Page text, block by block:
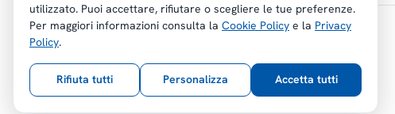
Planus Group Srl - P.I. IT03584100238
utilizzato. Puoi accettare, rifiutare o scegliere le tue preferenze.
Per maggiori informazioni consulta la Cookie Policy e la Privacy
Policy.
Rifiuta tutti Personalizza Accetta tutti